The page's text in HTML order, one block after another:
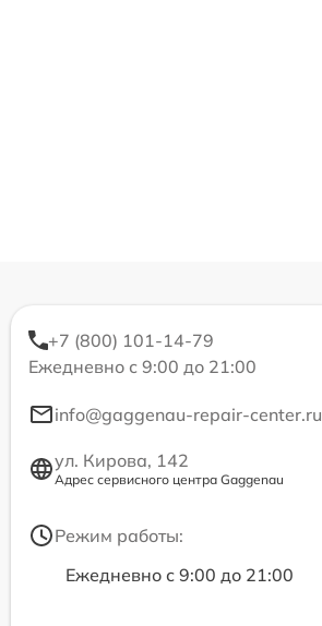
+7 (800) 101-14-79
Ежедневно с 9:00 до 21:00
info@gaggenau-repair-center.ru
ул. Кирова, 142
Адрес сервисного центра Gaggenau
Режим работы:
Ежедневно с 9:00 до 21:00